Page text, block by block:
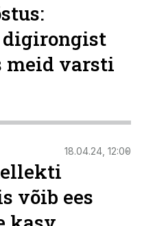
meid varsti
18.04.24, 12:00
võib ees